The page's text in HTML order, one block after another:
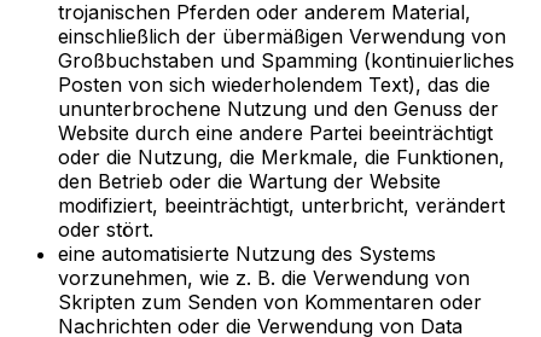
trojanischen Pferden oder anderem Material,
einschließlich der übermäßigen Verwendung von
Großbuchstaben und Spamming (kontinuierliches
Posten von sich wiederholendem Text), das die
ununterbrochene Nutzung und den Genuss der
Website durch eine andere Partei beeinträchtigt
oder die Nutzung, die Merkmale, die Funktionen,
den Betrieb oder die Wartung der Website
modifiziert, beeinträchtigt, unterbricht, verändert
oder stört.
eine automatisierte Nutzung des Systems
vorzunehmen, wie z. B. die Verwendung von
Skripten zum Senden von Kommentaren oder
Nachrichten oder die Verwendung von Data